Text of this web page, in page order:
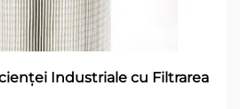
Industriale cu Filtrarea